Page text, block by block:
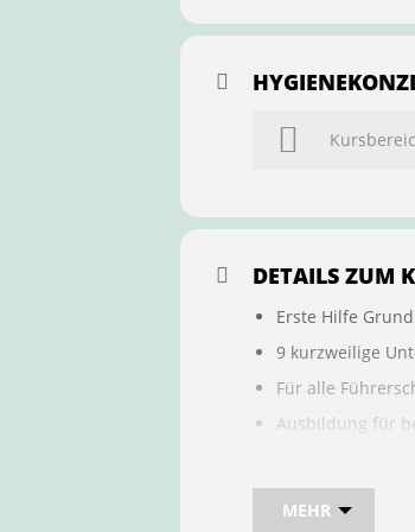
DETAILS ZUM
Erste Hilfe
9 kurzweilige
Für alle
Ausbildung für
Bei sam kannst
MEHR